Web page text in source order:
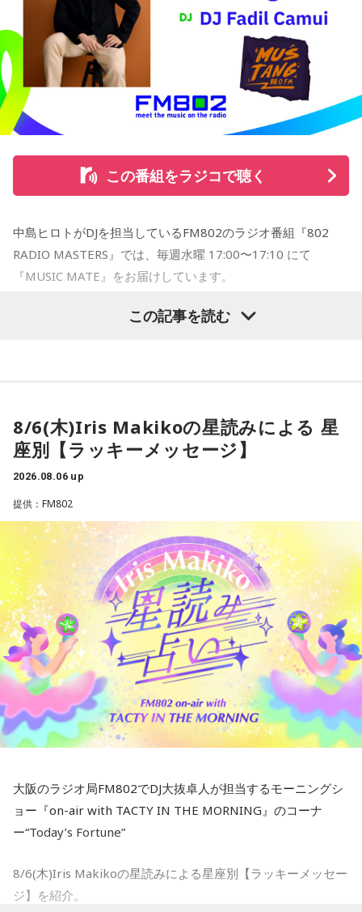
送の『ライオンズナイター』にゲストとして参加させていた
だきます。ものすごくうれしいです！ 子供の頃から家族で好
きなライオンズの魅力をしっかりとお伝えしつつ、ライオン
ズ選手との交流話や、ライオンズファン芸能人との話など、
普段は話せないことをたくさん話したいと思っています。そ
して、辻発彦さんと野球の練習をした話もできたらなと思っ
ています。辻さん覚えていらっしゃるかな？笑 もちろん1番
はその日の試合をしっかりとお届けします。
今からワクワクが止まりません！ 当日、よろしくお願いいた
【番組概要】
■番組名：
埼玉西武ライオンズvs北海道日本ハムファイターズ （ベル
実況： 長谷川太（文化放送アナウンサー）
ゲスト： 河合郁人
https://www.joqr.co.jp/qr/program/lionsnighter/
■番組公式YouTube：
https://www.youtube.com/channel/UCJTMD1NbjemwvnSI
4zc-lcA
■メールアドレス：lions@joqr.net
■番組X： @joqrlion
この番組をラジコで聴く
中島ヒロトがDJを担当しているFM802のラジオ番組『802
RADIO MASTERS』では、毎週水曜 17:00〜17:10 にて
『MUSIC MATE』をお届けしています。
ノ、カルチャーの交差が一層活発となったここ大阪。そんな
＝MUSIC MATE が、現地の最新音楽情報を届けてくれま
す！
場！
インドネシアのMUSIC STATION「Mustang FM」のDJ Fadil
Camuiから現地の最新情報が届きました。
●DJ Fadil Camuiは、インドネシアのラジオ局「Mustang
88.0 FM」で「AMクラス」というモーニングショーを担当し
ているDJ。
●そんなFadil Camuiの近況を伺うと…
Mustangでのラジオ出演に加えて、私はTikTokでもコンテン
ざと相談室」「あざとコーチング」といったシリーズ企画の
おかげで、アカウントが爆発的に伸びています！
誤解のないように言っておくと、ここで言う「あざと(あざと
ことではありません。自信を持って、自分の雰囲気を大切に
し、ちょっぴり強気な姿勢で最高な自分を目指す、という意
この記事を読む
8/6(木)Iris Makikoの星読みによる 星
座別【ラッキーメッセージ】
2026.08.06 up
提供：FM802
大阪のラジオ局FM802でDJ大抜卓人が担当するモーニングシ
ョー『on-air with TACTY IN THE MORNING』のコーナ
ー“Today’s Fortune”
8/6(木)Iris Makikoの星読みによる星座別【ラッキーメッセー
ジ】を紹介。